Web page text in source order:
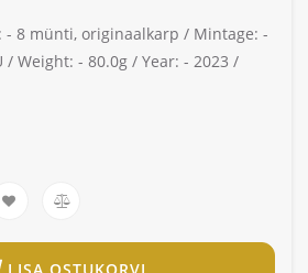
- 8 münti, originaalkarp / Mintage: -
/ Weight: - 80.0g / Year: - 2023 /
LISA OSTUKORVI